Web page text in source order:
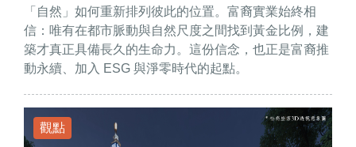
「自然」如何重新排列彼此的位置。富裔實業始終相
信：唯有在都市脈動與自然尺度之間找到黃金比例，建
築才真正具備長久的生命力。這份信念，也正是富裔推
動永續、加入 ESG 與淨零時代的起點。
觀點